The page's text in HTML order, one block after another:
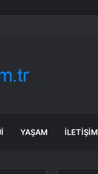
fazla havada kaldılar
YAŞAM İLETIŞIM